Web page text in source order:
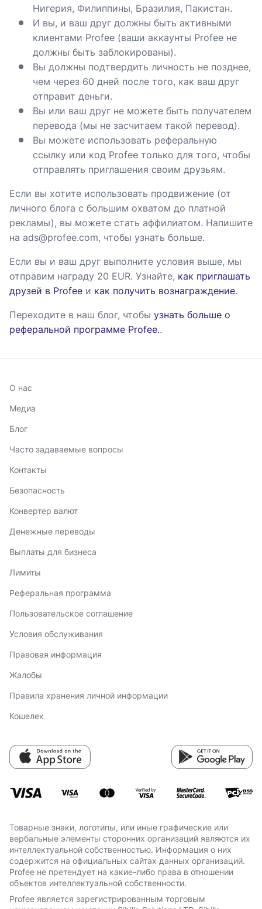
Нигерия, Филиппины, Бразилия, Пакистан.
И вы, и ваш друг должны быть активными
клиентами Profee (ваши аккаунты Profee не
должны быть заблокированы).
Вы должны подтвердить личность не позднее,
чем через 60 дней после того, как ваш друг
отправит деньги.
Вы или ваш друг не можете быть получателем
перевода (мы не засчитаем такой перевод).
Вы можете использовать реферальную
ссылку или код Profee только для того, чтобы
отправлять приглашения своим друзьям.
Если вы хотите использовать продвижение (от
личного блога с большим охватом до платной
рекламы), вы можете стать аффилиатом. Напишите
на ads@profee.com, чтобы узнать больше.
Если вы и ваш друг выполните условия выше, мы
отправим награду 20 EUR. Узнайте, как приглашать
друзей в Profee и как получить вознаграждение.
Переходите в наш блог, чтобы узнать больше о
реферальной программе Profee..
О нас
Медиа
Блог
Часто задаваемые вопросы
Контакты
Безопасность
Конвертер валют
Денежные переводы
Выплаты для бизнеса
Лимиты
Реферальная программа
Пользовательское соглашение
Условия обслуживания
Правовая информация
Жалобы
Правила хранения личной информации
Кошелек
Товарные знаки, логотипы, или иные графические или
вербальные элементы сторонних организаций являются их
интеллектуальной собственностью. Информация о них
содержится на официальных сайтах данных организаций.
Profee не претендует на какие-либо права в отношении
объектов интеллектуальной собственности.
Profee является зарегистрированным торговым